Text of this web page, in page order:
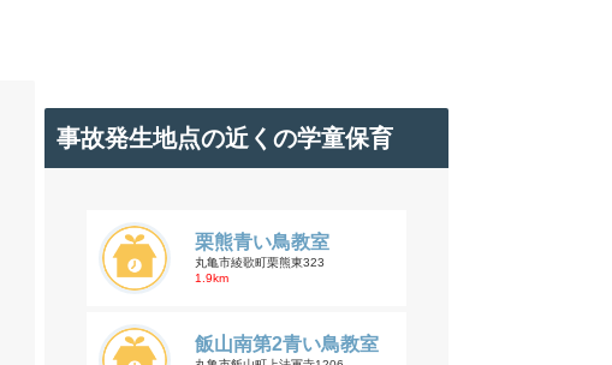
事故発生地点の近くの学童保育
栗熊青い鳥教室
丸亀市綾歌町栗熊東323
1.9km
飯山南第2青い鳥教室